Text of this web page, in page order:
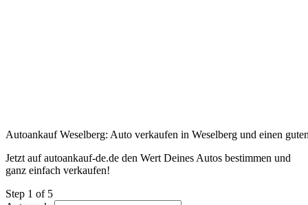
Autoankauf Weselberg: Auto verkaufen in Weselberg und einen
Jetzt auf autoankauf-de.de den Wert Deines Autos bestimmen und
ganz einfach verkaufen!
Step 1 of 5